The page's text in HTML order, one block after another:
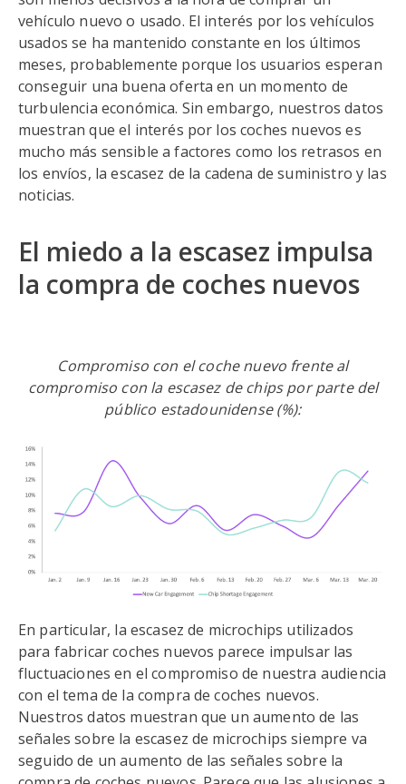
vehículo nuevo o usado. El interés por los vehículos
usados se ha mantenido constante en los últimos
meses, probablemente porque los usuarios esperan
conseguir una buena oferta en un momento de
turbulencia económica. Sin embargo, nuestros datos
muestran que el interés por los coches nuevos es
mucho más sensible a factores como los retrasos en
los envíos, la escasez de la cadena de suministro y las
noticias.
El miedo a la escasez impulsa
la compra de coches nuevos
Compromiso con el coche nuevo frente al
compromiso con la escasez de chips por parte del
público estadounidense (%):
En particular, la escasez de microchips utilizados
para fabricar coches nuevos parece impulsar las
fluctuaciones en el compromiso de nuestra audiencia
con el tema de la compra de coches nuevos.
Nuestros datos muestran que un aumento de las
señales sobre la escasez de microchips siempre va
seguido de un aumento de las señales sobre la